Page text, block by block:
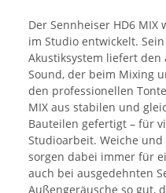
Der Sennheiser HD6
im Studio entwickelt.
Akustiksystem liefert den
Sound, der beim Mixing
den professionellen
MIX aus stabilen und
Bauteilen gefertigt – für
Studioarbeit. Weiche
sorgen dabei immer für
auch bei ausgedehnten
Außengeräusche so gut,